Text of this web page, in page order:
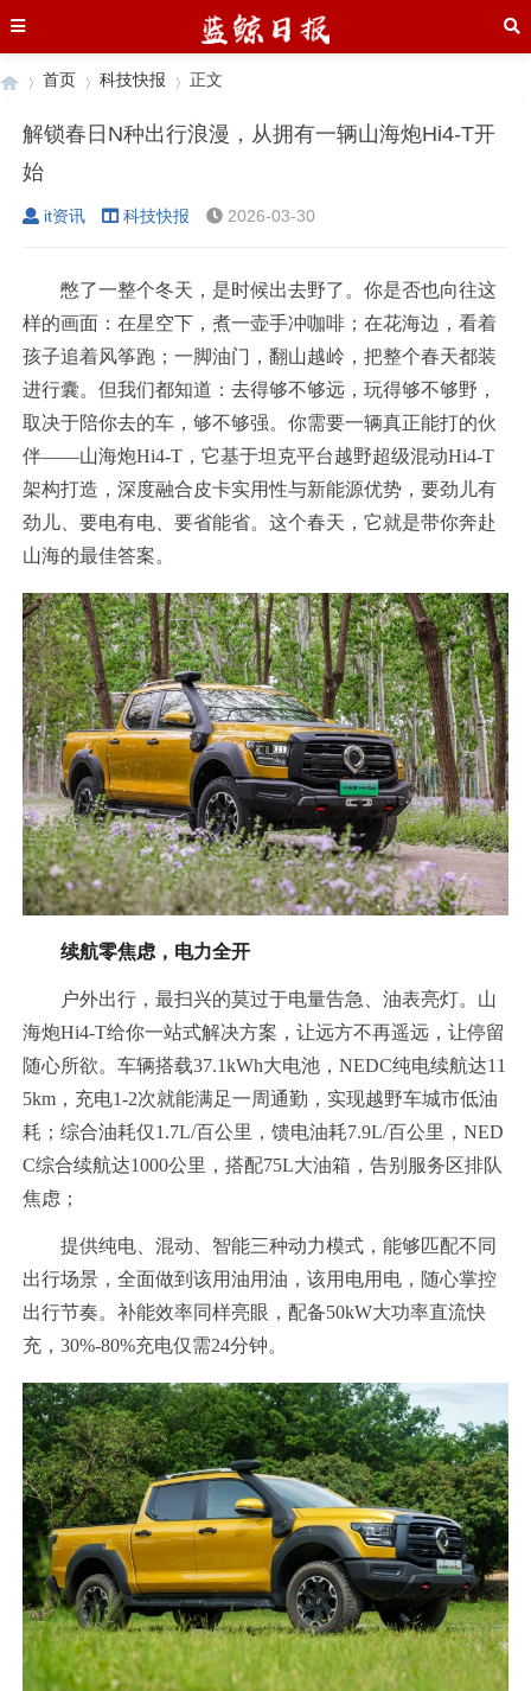
›
首页 科技快报 正文
解锁春日N种出行浪漫，从拥有一辆山海炮Hi4-T开
始
it资讯 科技快报 2026-03-30
憋了一整个冬天，是时候出去野了。你是否也向往这
样的画面：在星空下，煮一壶手冲咖啡；在花海边，看着
孩子追着风筝跑；一脚油门，翻山越岭，把整个春天都装
进行囊。但我们都知道：去得够不够远，玩得够不够野，
取决于陪你去的车，够不够强。你需要一辆真正能打的伙
伴——山海炮Hi4-T，它基于坦克平台越野超级混动Hi4-T
架构打造，深度融合皮卡实用性与新能源优势，要劲儿有
劲儿、要电有电、要省能省。这个春天，它就是带你奔赴
山海的最佳答案。
续航零焦虑，电力全开
户外出行，最扫兴的莫过于电量告急、油表亮灯。山
海炮Hi4-T给你一站式解决方案，让远方不再遥远，让停留
随心所欲。车辆搭载37.1kWh大电池，NEDC纯电续航达11
5km，充电1-2次就能满足一周通勤，实现越野车城市低油
耗；综合油耗仅1.7L/百公里，馈电油耗7.9L/百公里，NED
C综合续航达1000公里，搭配75L大油箱，告别服务区排队
焦虑；
提供纯电、混动、智能三种动力模式，能够匹配不同
出行场景，全面做到该用油用油，该用电用电，随心掌控
出行节奏。补能效率同样亮眼，配备50kW大功率直流快
充，30%-80%充电仅需24分钟。